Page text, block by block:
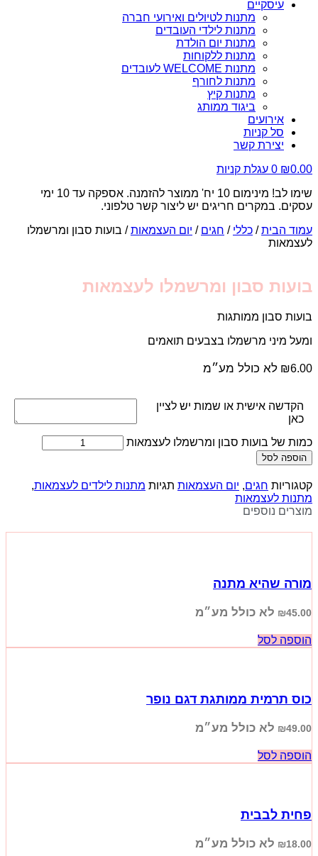
עיסקיים
מתנות לטיולים ואירועי חברה
מתנות לילדי העובדים
מתנות יום הולדת
מתנות ללקוחות
מתנות WELCOME לעובדים
מתנות לחורף
מתנות קיץ
ביגוד ממותג
אירועים
סל קניות
יצירת קשר
₪0.00
0 עגלת קניות
שימו לב! מינימום 10 יח' ממוצר להזמנה. אספקה עד 10 ימי
עסקים. במקרים חריגים יש ליצור קשר טלפוני.
עמוד הבית/ כללי / חגים / יום העצמאות/ בועות סבון ומרשמלו
לעצמאות
בועות סבון ומרשמלו לעצמאות
בועות סבון ממותגות
ומעל מיני מרשמלו בצבעים תואמים
₪6.00 לא כולל מע״מ
הקדשה אישית או שמות יש לציין
כאן
כמות של בועות סבון ומרשמלו לעצמאות
הוספה לסל
קטגוריות חגים, יום העצמאות תגיות מתנות לילדים לעצמאות,
מתנות לעצמאות
מוצרים נוספים
מורה שהיא מתנה
₪45.00 לא כולל מע״מ
הוספה לסל
כוס תרמית ממותגת דגם נופר
₪49.00 לא כולל מע״מ
הוספה לסל
פחית לבבית
₪18.00 לא כולל מע״מ